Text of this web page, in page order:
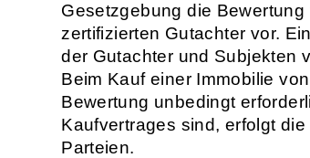
Gesetzgebung die Bewertung
zertifizierten Gutachter vor.
der Gutachter und Subjekten
Beim Kauf einer Immobilie
Bewertung unbedingt
Kaufvertrages sind, erfolgt
Parteien.